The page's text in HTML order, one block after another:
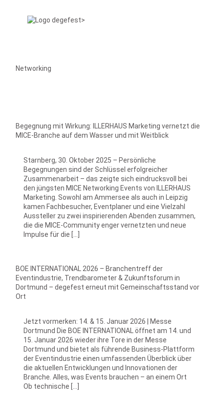
Networking
Begegnung mit Wirkung: ILLERHAUS Marketing vernetzt die
MICE-Branche auf dem Wasser und mit Weitblick
Starnberg, 30. Oktober 2025 – Persönliche
Begegnungen sind der Schlüssel erfolgreicher
Zusammenarbeit – das zeigte sich eindrucksvoll bei
den jüngsten MICE Networking Events von ILLERHAUS
Marketing. Sowohl am Ammersee als auch in Leipzig
kamen Fachbesucher, Eventplaner und eine Vielzahl
Aussteller zu zwei inspirierenden Abenden zusammen,
die die MICE-Community enger vernetzten und neue
Impulse für die […]
BOE INTERNATIONAL 2026 – Branchentreff der
Eventindustrie, Trendbarometer & Zukunftsforum in
Dortmund – degefest erneut mit Gemeinschaftsstand vor
Ort
Jetzt vormerken: 14. & 15. Januar 2026 | Messe
Dortmund Die BOE INTERNATIONAL öffnet am 14. und
15. Januar 2026 wieder ihre Tore in der Messe
Dortmund und bietet als führende Business-Plattform
der Eventindustrie einen umfassenden Überblick über
die aktuellen Entwicklungen und Innovationen der
Branche. Alles, was Events brauchen – an einem Ort
Ob technische […]